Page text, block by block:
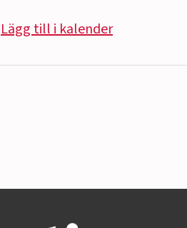
Lägg till i kalender